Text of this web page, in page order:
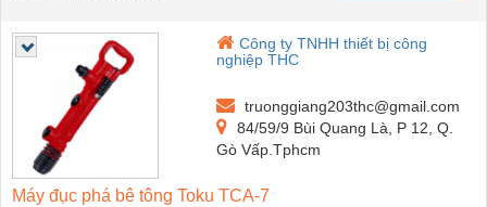
Công ty TNHH thiết bị công
nghiệp THC
truonggiang203thc@gmail.com
84/59/9 Bùi Quang Là, P 12, Q.
Gò Vấp.Tphcm
Máy đục phá bê tông Toku TCA-7